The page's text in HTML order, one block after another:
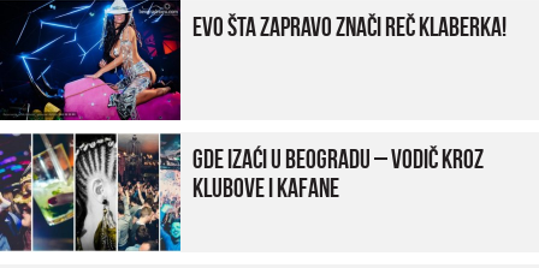
Evo šta zapravo znači reč klaberka!
Gde izaći u Beogradu – vodič kroz
klubove i kafane